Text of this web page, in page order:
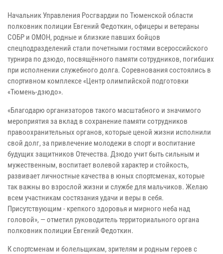
Начальник Управления Росгвардии по Тюменской области
полковник полиции Евгений Федоткин, офицеры и ветераны
СОБР и ОМОН, родные и близкие павших бойцов
спецподразделений стали почетными гостями всероссийского
турнира по дзюдо, посвящённого памяти сотрудников, погибших
при исполнении служебного долга. Соревнования состоялись в
спортивном комплексе «Центр олимпийской подготовки
«Тюмень-дзюдо».
«Благодарю организаторов такого масштабного и значимого
мероприятия за вклад в сохранение памяти сотрудников
правоохранительных органов, которые ценой жизни исполнили
свой долг, за привлечение молодежи в спорт и воспитание
будущих защитников Отечества. Дзюдо учит быть сильным и
мужественным, воспитает волевой характер и стойкость,
развивает личностные качества в юных спортсменах, которые
так важны во взрослой жизни и службе для мальчиков. Желаю
всем участникам состязания удачи и веры в себя.
Присутствующим - крепкого здоровья и мирного неба над
головой», — отметил руководитель территориального органа
полковник полиции Евгений Федоткин.
К спортсменам и болельщикам, зрителям и родным героев с